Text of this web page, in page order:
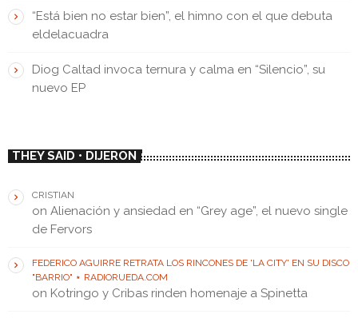
“Está bien no estar bien”, el himno con el que debuta
eldelacuadra
Diog Caltad invoca ternura y calma en “Silencio”, su
nuevo EP
THEY SAID • DIJERON
CRISTIAN
on Alienación y ansiedad en “Grey age”, el nuevo single
de Fervors
FEDERICO AGUIRRE RETRATA LOS RINCONES DE 'LA CITY' EN SU DISCO
"BARRIO" ⋆ RADIORUEDA.COM
on Kotringo y Cribas rinden homenaje a Spinetta